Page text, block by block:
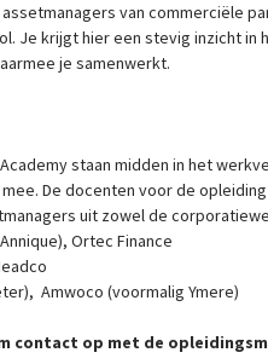
van commerciële
Je krijgt hier een stevig inzicht in
je samenwerkt.
staan midden in het
De docenten voor de
uit zowel de
Ortec Finance
Amwoco (voormalig Ymere)
contact op met de